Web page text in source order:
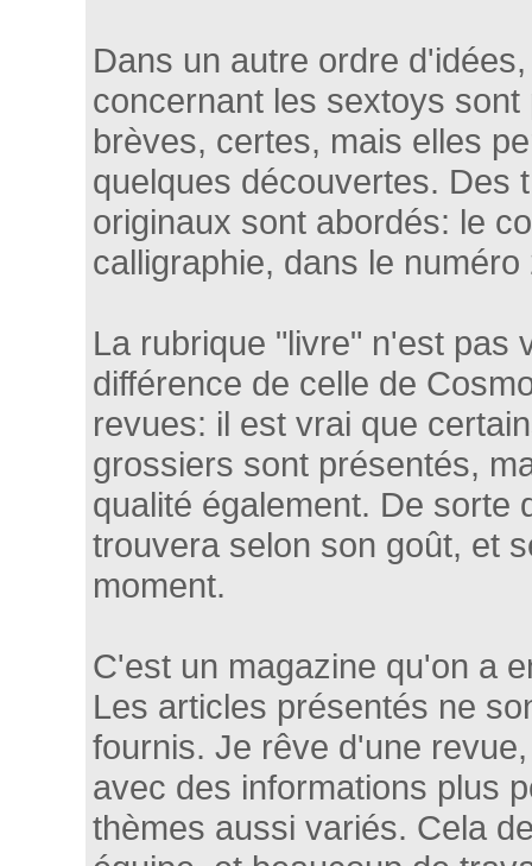
Dans un autre ordre
concernant les sextoys sont
brèves, certes, mais elles
quelques découvertes. Des
originaux sont abordés: le
calligraphie, dans le numéro
La rubrique "livre" n'est pas
différence de celle de
revues: il est vrai que
grossiers sont présentés,
qualité également. De sorte
trouvera selon son goût, et
moment.
C'est un magazine qu'on a
Les articles présentés ne
fournis. Je rêve d'une
avec des informations plus
thèmes aussi variés. Cela